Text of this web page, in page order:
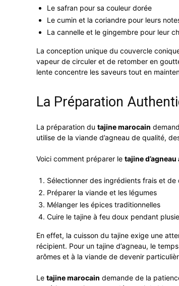
Le safran pour sa couleur dorée
Le cumin et la coriandre pour leurs
La cannelle et le gingembre pour leur
La conception unique du couvercle
vapeur de circuler et de retomber en
lente concentre les saveurs tout en
La Préparation
La préparation du tajine marocain
utilise de la viande d’agneau de qualité,
Voici comment préparer le tajine d’agneau
Sélectionner des ingrédients frais et de
Préparer la viande et les légumes
Mélanger les épices traditionnelles
Cuire le tajine à feu doux pendant
En effet, la cuisson du tajine exige une
récipient. Pour un tajine d’agneau, le
arômes et à la viande de devenir
Le tajine marocain demande de la